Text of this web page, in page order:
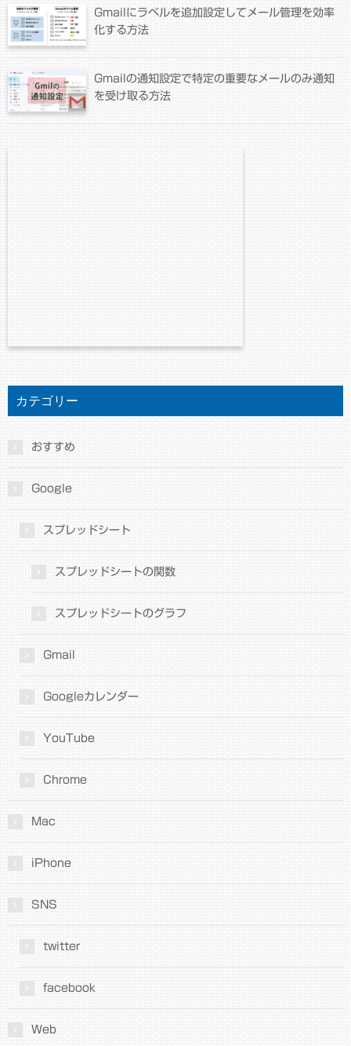
Gmailにラベルを追加設定してメール管理を効率
化する方法
Gmailの通知設定で特定の重要なメールのみ通知
を受け取る方法
カテゴリー
おすすめ
Google
スプレッドシート
スプレッドシートの関数
スプレッドシートのグラフ
Gmail
Googleカレンダー
YouTube
Chrome
Mac
iPhone
SNS
twitter
facebook
Web